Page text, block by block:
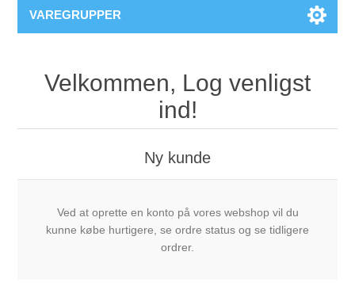
VAREGRUPPER
Velkommen, Log venligst
ind!
Ny kunde
Ved at oprette en konto på vores webshop vil du
kunne købe hurtigere, se ordre status og se tidligere
ordrer.